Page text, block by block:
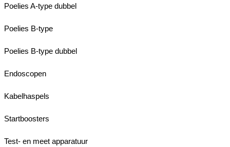
Poelies A-type dubbel
Poelies B-type
Poelies B-type dubbel
Endoscopen
Kabelhaspels
Startboosters
Test- en meet apparatuur